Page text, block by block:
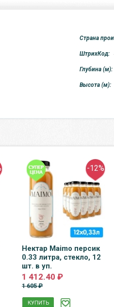
Страна
ШтрихКод:
Глубина (м):
Высота (м):
-12%
Нектар Maimo персик
0.33 литра, стекло, 12
шт. в уп.
1 412.40 ₽
1 605 ₽
КУПИТЬ